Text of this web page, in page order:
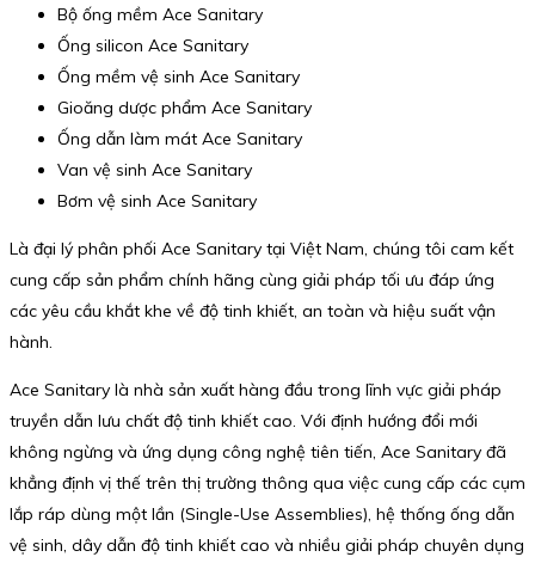
Bộ ống mềm Ace Sanitary
Ống silicon Ace Sanitary
Ống mềm vệ sinh Ace Sanitary
Gioăng dược phẩm Ace Sanitary
Ống dẫn làm mát Ace Sanitary
Van vệ sinh Ace Sanitary
Bơm vệ sinh Ace Sanitary
Là đại lý phân phối Ace Sanitary tại Việt Nam, chúng tôi cam kết
cung cấp sản phẩm chính hãng cùng giải pháp tối ưu đáp ứng
các yêu cầu khắt khe về độ tinh khiết, an toàn và hiệu suất vận
hành.
Ace Sanitary là nhà sản xuất hàng đầu trong lĩnh vực giải pháp
truyền dẫn lưu chất độ tinh khiết cao. Với định hướng đổi mới
không ngừng và ứng dụng công nghệ tiên tiến, Ace Sanitary đã
khẳng định vị thế trên thị trường thông qua việc cung cấp các cụm
lắp ráp dùng một lần (Single-Use Assemblies), hệ thống ống dẫn
vệ sinh, dây dẫn độ tinh khiết cao và nhiều giải pháp chuyên dụng